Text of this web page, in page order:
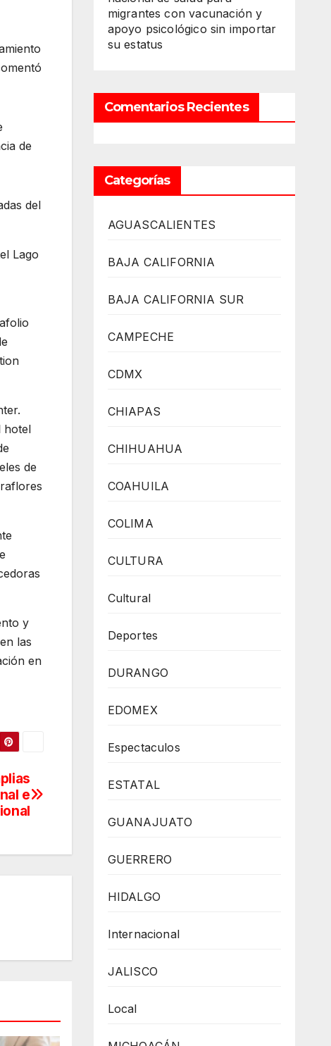
de
del
Lago
hotel
de
y
las
en
e
migrantes con vacunación y
apoyo psicológico sin importar
su estatus
Comentarios Recientes
Categorías
AGUASCALIENTES
BAJA CALIFORNIA
BAJA CALIFORNIA SUR
CAMPECHE
CDMX
CHIAPAS
CHIHUAHUA
COAHUILA
COLIMA
CULTURA
Cultural
Deportes
DURANGO
EDOMEX
Espectaculos
ESTATAL
GUANAJUATO
GUERRERO
HIDALGO
Internacional
JALISCO
Local